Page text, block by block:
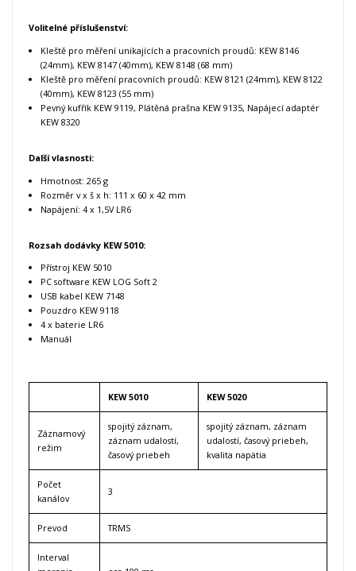
Volitelné příslušenství:
Kleště pro měření unikajících a pracovních proudů: KEW 8146
(24mm), KEW 8147 (40mm), KEW 8148 (68 mm)
Kleště pro měření pracovních proudů: KEW 8121 (24mm), KEW 8122
(40mm), KEW 8123 (55 mm)
Pevný kufřík KEW 9119, Plátěná prašna KEW 9135, Napájecí adaptér
KEW 8320
Další vlasnosti:
Hmotnost: 265 g
Rozměr v x š x h: 111 x 60 x 42 mm
Napájení: 4 x 1,5V LR6
Rozsah dodávky KEW 5010:
Přístroj KEW 5010
PC software KEW LOG Soft 2
USB kabel KEW 7148
Pouzdro KEW 9118
4 x baterie LR6
Manuál
KEW 5010 KEW 5020
Záznamový
režim
spojitý záznam,
záznam udalostí,
časový priebeh
spojitý záznam, záznam
udalostí, časový priebeh,
kvalita napätia
Počet
kanálov
3
Prevod TRMS
Interval